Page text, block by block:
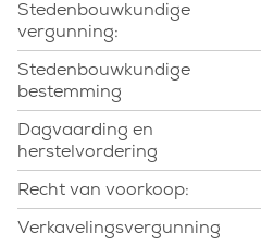
Stedenbouwkundige
vergunning:
Stedenbouwkundige
bestemming
Dagvaarding en
herstelvordering
Recht van voorkoop:
Verkavelingsvergunning